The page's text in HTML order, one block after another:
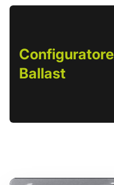
Configuratore
Ballast